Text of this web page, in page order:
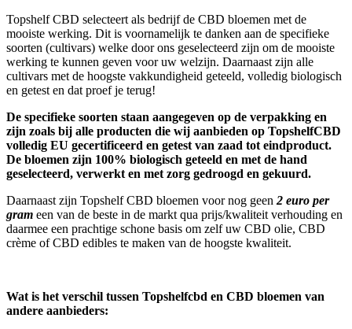
Topshelf CBD selecteert als bedrijf de CBD bloemen met de
mooiste werking. Dit is voornamelijk te danken aan de specifieke
soorten (cultivars) welke door ons geselecteerd zijn om de mooiste
werking te kunnen geven voor uw welzijn. Daarnaast zijn alle
cultivars met de hoogste vakkundigheid geteeld, volledig biologisch
en getest en dat proef je terug!
De specifieke soorten staan aangegeven op de verpakking en
zijn zoals bij alle producten die wij aanbieden op TopshelfCBD
volledig EU gecertificeerd en getest van zaad tot eindproduct.
De bloemen zijn 100% biologisch geteeld en met de hand
geselecteerd, verwerkt en met zorg gedroogd en gekuurd.
Daarnaast zijn Topshelf CBD bloemen voor nog geen 2 euro per
gram een van de beste in de markt qua prijs/kwaliteit verhouding en
daarmee een prachtige schone basis om zelf uw CBD olie, CBD
crème of CBD edibles te maken van de hoogste kwaliteit.
Wat is het verschil tussen Topshelfcbd en CBD bloemen van
andere aanbieders: